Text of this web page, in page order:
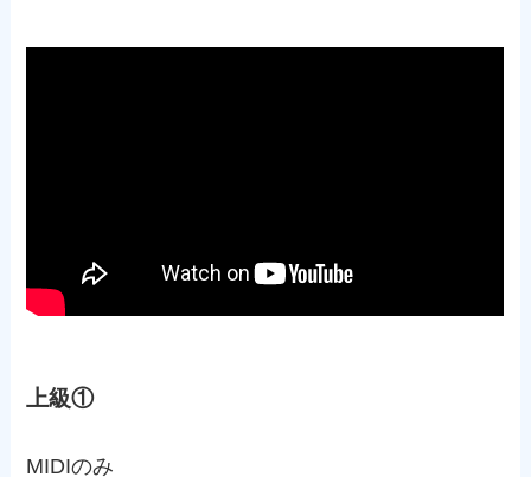
上級①
MIDIのみ